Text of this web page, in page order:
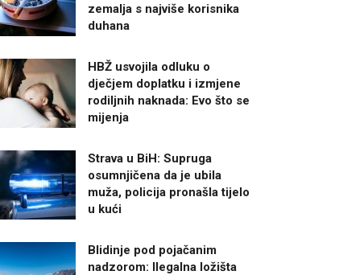
zemalja s najviše korisnika
duhana
HBŽ usvojila odluku o
dječjem doplatku i izmjene
rodiljnih naknada: Evo što se
mijenja
Strava u BiH: Supruga
osumnjičena da je ubila
muža, policija pronašla tijelo
u kući
Blidinje pod pojačanim
nadzorom: Ilegalna ložišta